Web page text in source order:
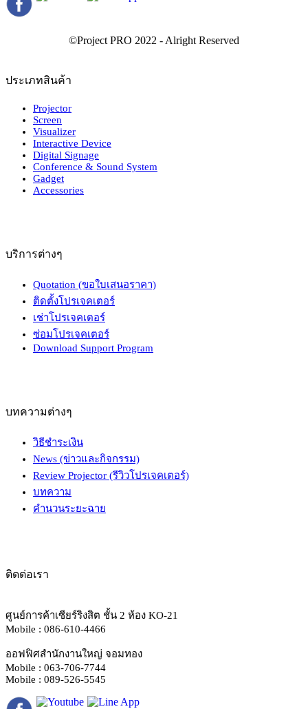
ประเภทสินค้า
Projector
Screen
Visualizer
Interactive Device
Digital Signage
Conference & Sound System
Gadget
Accessories
บริการต่างๆ
Quotation (ขอใบเสนอราคา)
ติดตั้งโปรเจคเตอร์
เช่าโปรเจคเตอร์
ซ่อมโปรเจคเตอร์
Download Support Program
บทความต่างๆ
วิธีชำระเงิน
News (ข่าวและกิจกรรม)
Review Projector (รีวิวโปรเจคเตอร์)
บทความ
คำนวนระยะฉาย
ติดต่อเรา
ศูนย์การค้าเซียร์ริงสิต ชั้น 2 ห้อง KO-21
Mobile : 086-610-4466
ออฟฟิศสำนักงานใหญ่ จอมทอง
Mobile : 063-706-7744
Mobile : 089-526-5545